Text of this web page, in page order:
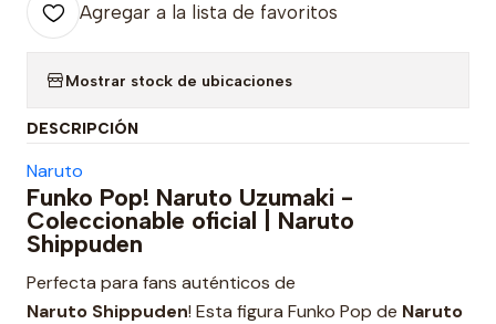
Agregar a la lista de favoritos
Mostrar stock de ubicaciones
DESCRIPCIÓN
Naruto
Funko Pop! Naruto Uzumaki -
Coleccionable oficial | Naruto
Shippuden
Perfecta para fans auténticos de
Naruto Shippuden! Esta figura Funko Pop de Naruto